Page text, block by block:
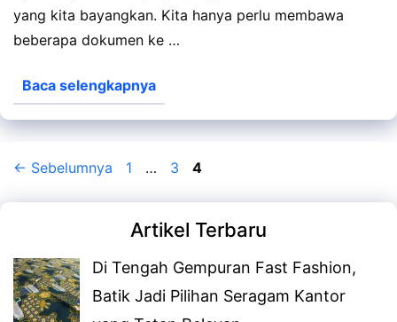
yang kita bayangkan. Kita hanya perlu membawa
beberapa dokumen ke …
Baca selengkapnya
← Sebelumnya Halaman
1 … Halaman
3 Halaman
4
Artikel Terbaru
Di Tengah Gempuran Fast Fashion,
Batik Jadi Pilihan Seragam Kantor